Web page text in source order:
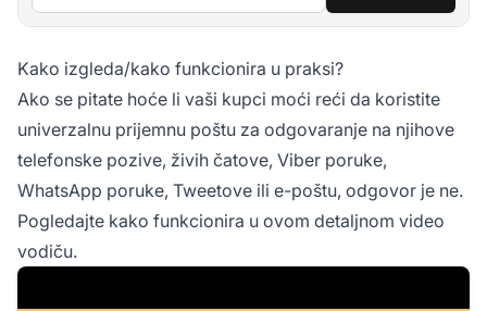
Kako izgleda/kako funkcionira u praksi?
Ako se pitate hoće li vaši kupci moći reći da koristite
univerzalnu prijemnu poštu za odgovaranje na njihove
telefonske pozive, živih čatove, Viber poruke,
WhatsApp poruke, Tweetove ili e-poštu, odgovor je ne.
Pogledajte kako funkcionira u ovom detaljnom video
vodiču.